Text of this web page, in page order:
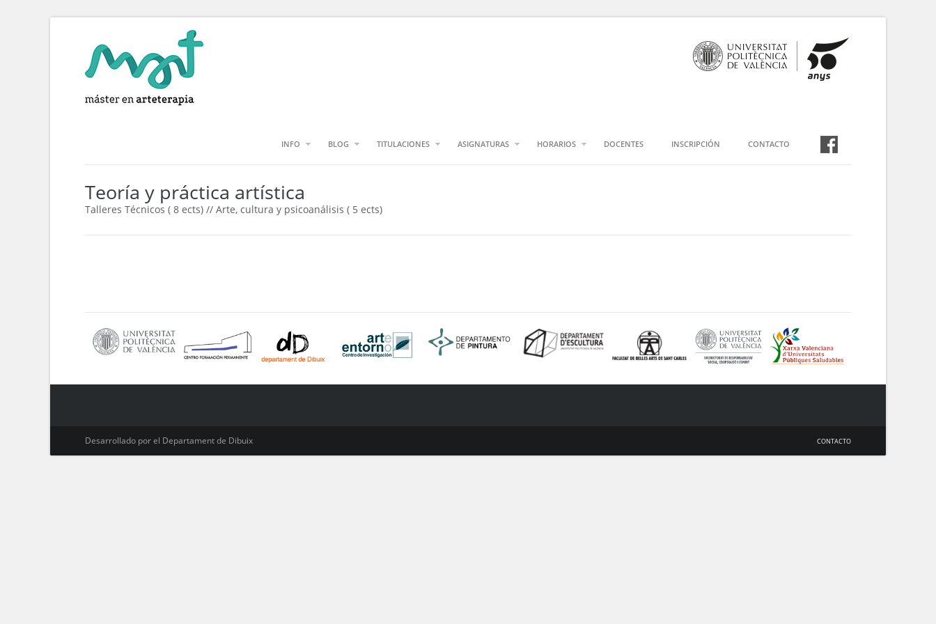
INFO BLOG TITULACIONES ASIGNATURAS HORARIOS DOCENTES INSCRIPCIÓN CONTACTO
Teoría y práctica artística
Talleres Técnicos ( 8 ects) // Arte, cultura y psicoanálisis ( 5 ects)
Desarrollado por el Departament de Dibuix CONTACTO